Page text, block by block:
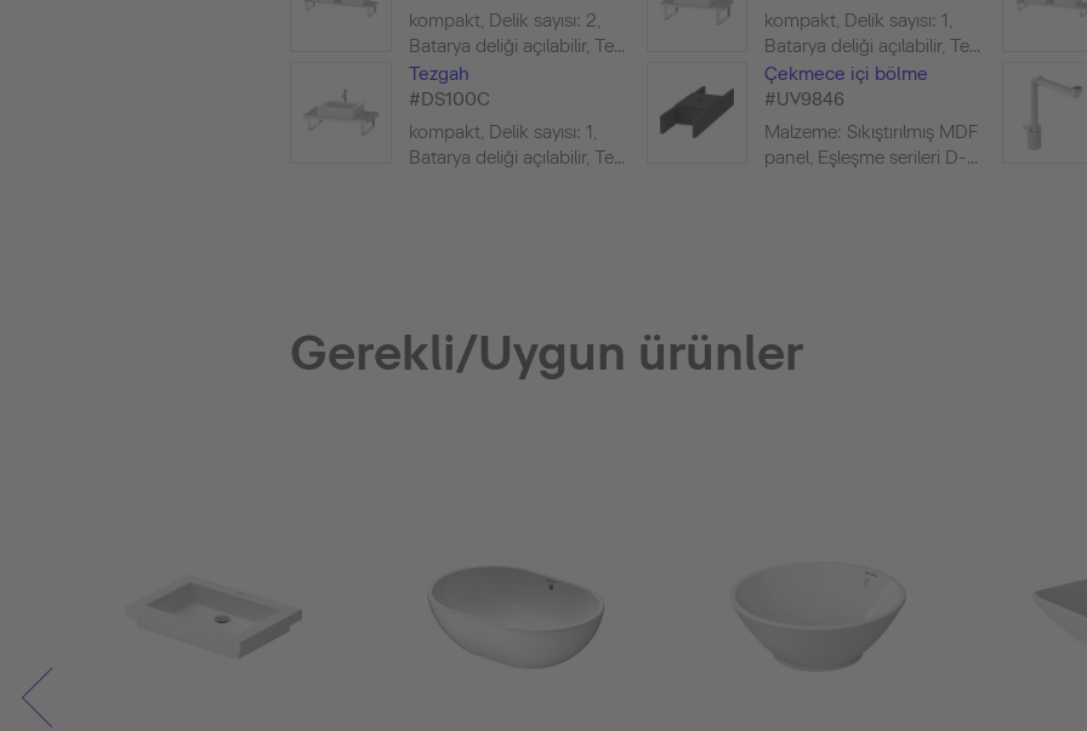
kompakt, Delik sayısı: 2,
Batarya deliği açılabilir, Te...
kompakt, Delik sayısı: 1,
Batarya deliği açılabilir, Te...
Tezgah
#DS100C
kompakt, Delik sayısı: 1,
Batarya deliği açılabilir, Te...
Çekmece içi bölme
#UV9846
Malzeme: Sıkıştırılmış MDF
panel, Eşleşme serileri D-...
Gerekli/Uygun ürünler